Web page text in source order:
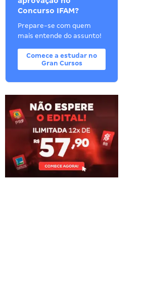
Concurso IFAM?
Prepare-se com quem
mais entende do assunto!
Comece a estudar no
Gran Cursos